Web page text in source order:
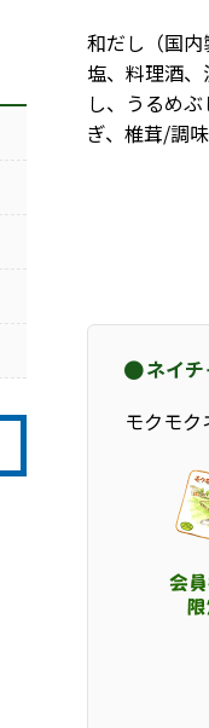
和だし（国
塩、料理酒
し、うるめ
ぎ、椎茸/調
ネイ
モクモ